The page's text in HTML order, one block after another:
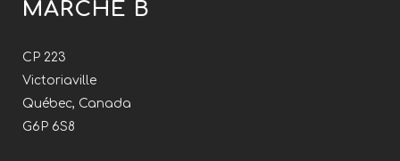
MARCHÉ B
CP 223
Victoriaville
Québec, Canada
G6P 6S8